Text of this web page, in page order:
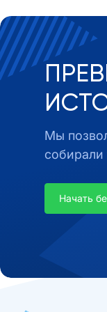
Мы
собирали
Начать